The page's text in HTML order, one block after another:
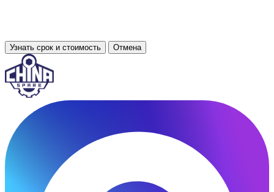
Узнать срок и стоимость Отмена